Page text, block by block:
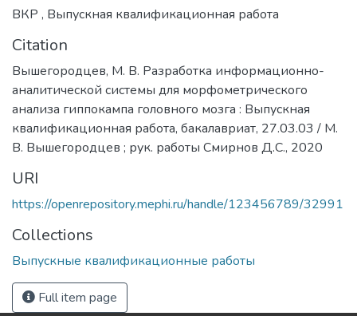
ВКР , Выпускная квалификационная работа
Citation
Вышегородцев, М. В. Разработка информационно-
аналитической системы для морфометрического
анализа гиппокампа головного мозга : Выпускная
квалификационная работа, бакалавриат, 27.03.03 / М.
В. Вышегородцев ; рук. работы Смирнов Д.С., 2020
URI
https://openrepository.mephi.ru/handle/123456789/32991
Collections
Выпускные квалификационные работы
Full item page